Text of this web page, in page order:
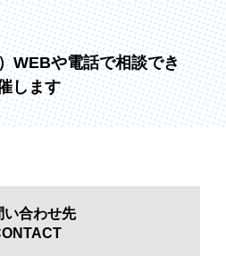
WEBや電話で相談でき
します
い合わせ先